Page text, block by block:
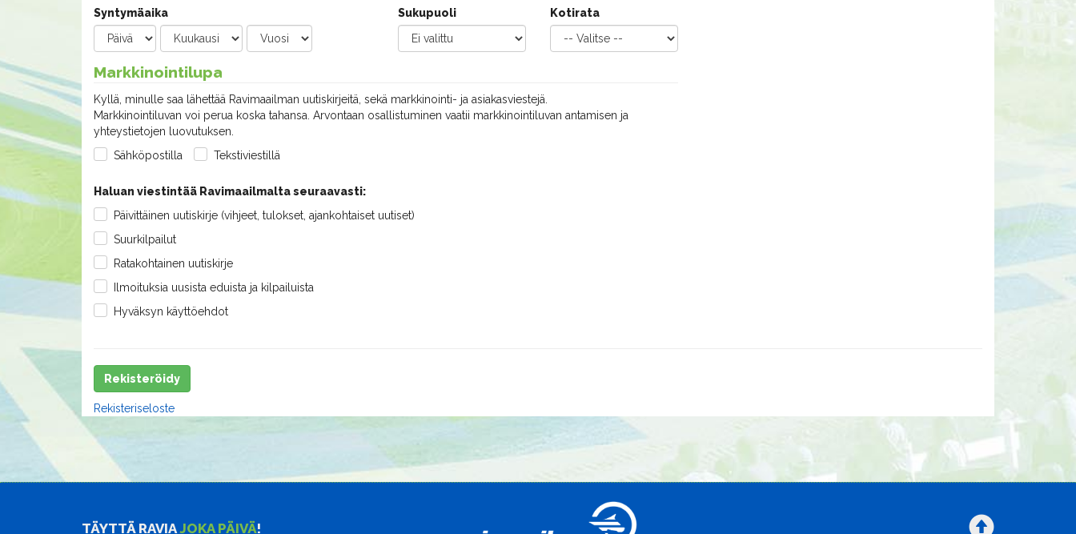
Syntymäaika Sukupuoli Kotirata
Markkinointilupa
Kyllä, minulle saa lähettää Ravimaailman uutiskirjeitä, sekä markkinointi- ja asiakasviestejä.
Markkinointiluvan voi perua koska tahansa. Arvontaan osallistuminen vaatii markkinointiluvan antamisen ja
yhteystietojen luovutuksen.
Sähköpostilla
Tekstiviestillä
Haluan viestintää Ravimaailmalta seuraavasti:
Päivittäinen uutiskirje (vihjeet, tulokset, ajankohtaiset uutiset)
Suurkilpailut
Ratakohtainen uutiskirje
Ilmoituksia uusista eduista ja kilpailuista
Hyväksyn käyttöehdot
Rekisteröidy
Rekisteriseloste
TÄYTTÄ RAVIAJOKA PÄIVÄ!